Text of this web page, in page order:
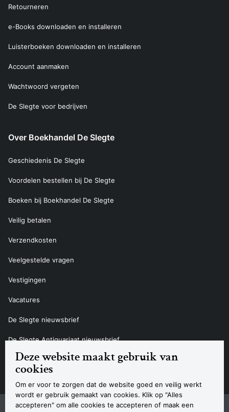
Deze website maakt gebruik van
cookies
Om er voor te zorgen dat de website goed en veilig werkt
wordt er gebruik gemaakt van cookies. Klik op "Alles
accepteren" om alle cookies te accepteren of maak een
Retourneren
e-Books downloaden en installeren
Luisterboeken downloaden en installeren
Account aanmaken
Wachtwoord vergeten
De Slegte voor bedrijven
Over Boekhandel De Slegte
Geschiedenis De Slegte
Voordelen bestellen bij De Slegte
Boeken bij Boekhandel De Slegte
Veilig betalen
Verzendkosten
Veelgestelde vragen
Vestigingen
Vacatures
De Slegte nieuwsbrief
De Slegte Antiquariaat nieuwsbrief
Contact
SitemapPrivacyverklaring CookieverklaringAlgemene voorwaardenDisclaimer